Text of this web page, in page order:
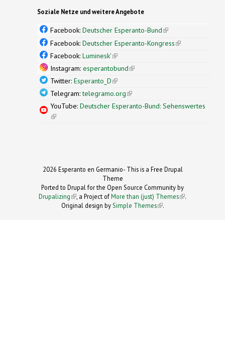
Soziale Netze und weitere Angebote
Facebook: Deutscher Esperanto-Bund(link is
external)
Facebook: Deutscher Esperanto-Kongress(link is
Facebook: Luminesk'(link is external)
Instagram: esperantobund(link is external)
Twitter: Esperanto_D(link is external)
Telegram:telegramo.org(link is external)
YouTube: Deutscher Esperanto-Bund: Sehenswertes
(link is external)
2026 Esperanto en Germanio- This is a Free Drupal
Theme
Ported to Drupal for the Open Source Community by
Drupalizing(link is external)
, a Project ofMore than (just) Themes (link is
.
Original design by Simple Themes
(link is
.